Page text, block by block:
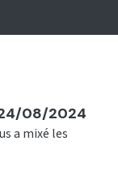
08/2024
a mixé les